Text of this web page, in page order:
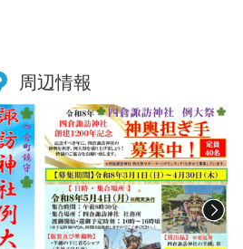
周辺情報